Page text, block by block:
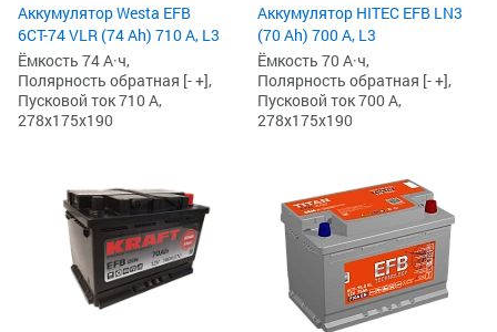
Аккумулятор Westa EFB
6СТ-74 VLR (74 Ah) 710 А, L3
Ёмкость 74 А·ч,
Полярность обратная [- +],
Пусковой ток 710 А,
278x175x190
Аккумулятор HITEC EFB LN3
(70 Ah) 700 А, L3
Ёмкость 70 А·ч,
Полярность обратная [- +],
Пусковой ток 700 А,
278x175x190